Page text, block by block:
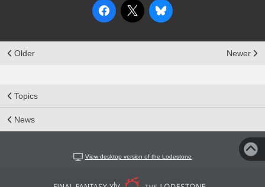
Older Newer
Topics
News
View desktop version of the Lodestone